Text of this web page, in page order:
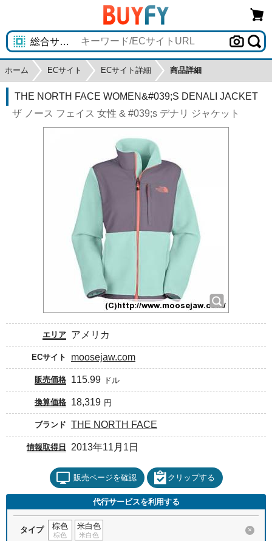
ホーム ECサイト ECサイト詳細 商品詳細
THE NORTH FACE WOMEN&#039;S DENALI JACKET
ザ ノース フェイス 女性 & #039;s デナリ ジャケット
エリア アメリカ
ECサイト moosejaw.com
販売価格 115.99 ドル
換算価格 18,319 円
ブランド THE NORTH FACE
情報取得日 2013年11月1日
販売ページを確認 クリップする
代行サービスを利用する
タイプ 棕色
棕色
米白色
米白色
×